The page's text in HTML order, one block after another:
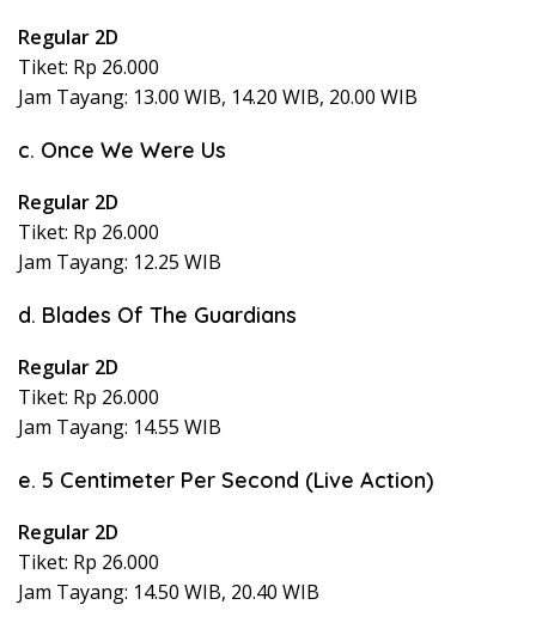
Regular 2D
Tiket: Rp 26.000
Jam Tayang: 13.00 WIB, 14.20 WIB, 20.00 WIB
c. Once We Were Us
Regular 2D
Tiket: Rp 26.000
Jam Tayang: 12.25 WIB
d. Blades Of The Guardians
Regular 2D
Tiket: Rp 26.000
Jam Tayang: 14.55 WIB
e. 5 Centimeter Per Second (Live Action)
Regular 2D
Tiket: Rp 26.000
Jam Tayang: 14.50 WIB, 20.40 WIB